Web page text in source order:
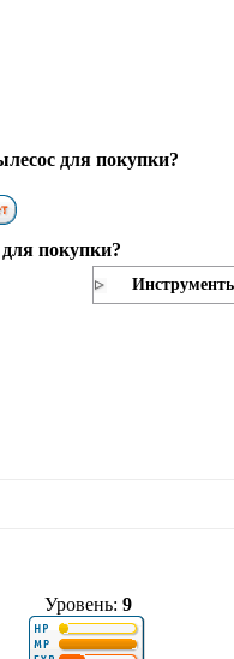
для покупки?
покупки?
Уровень: 9